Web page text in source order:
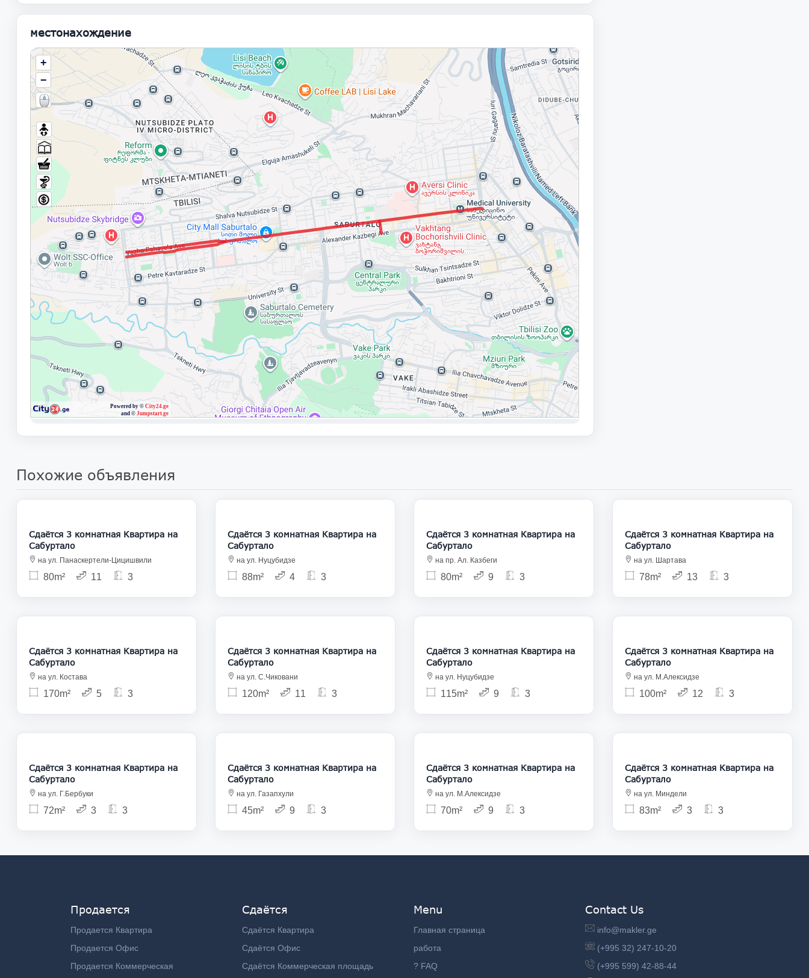
местонахождение
Похожие объявления
750
Сдаётся 3 комнатная Квартира на
Сабуртало
на ул. Панаскертели-Цицишвили
80m² 11 3
900
Сдаётся 3 комнатная Квартира на
Сабуртало
на ул. Нуцубидзе
88m² 4 3
1 000
Сдаётся 3 комнатная Квартира на
Сабуртало
на пр. Ал. Казбеги
80m² 9 3
1 000
Сдаётся 3 комнатная Квартира на
Сабуртало
на ул. Шартава
78m² 13 3
1 050
Сдаётся 3 комнатная Квартира на
Сабуртало
на ул. Костава
170m² 5 3
850
Сдаётся 3 комнатная Квартира на
Сабуртало
на ул. С.Чиковани
120m² 11 3
850
Сдаётся 3 комнатная Квартира на
Сабуртало
на ул. Нуцубидзе
115m² 9 3
950
Сдаётся 3 комнатная Квартира на
Сабуртало
на ул. М.Алексидзе
100m² 12 3
700
Сдаётся 3 комнатная Квартира на
Сабуртало
на ул. Г.Бербуки
72m² 3 3
800
Сдаётся 3 комнатная Квартира на
Сабуртало
на ул. Газапхули
45m² 9 3
980
Сдаётся 3 комнатная Квартира на
Сабуртало
на ул. М.Алексидзе
70m² 9 3
750
Сдаётся 3 комнатная Квартира на
Сабуртало
на ул. Миндели
83m² 3 3
Продается
Продается Квартира
Продается Офис
Продается Коммерческая
Сдаётся
Сдаётся Квартира
Сдаётся Офис
Сдаётся Коммерческая площадь
Menu
Главная страница
работа
? FAQ
Contact Us
info@makler.ge
(+995 32) 247-10-20
(+995 599) 42-88-44